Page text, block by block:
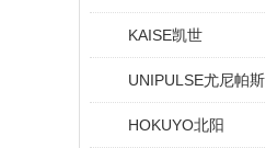
KAISE凯世
UNIPULSE尤尼帕斯
HOKUYO北阳